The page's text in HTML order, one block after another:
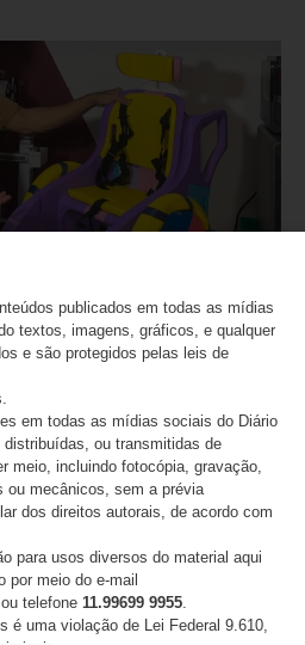
Governo, pai levou 40 dias
de rodas em 3D para filha
publicados em todas as mídias
textos, imagens, gráficos, e qualquer
e são protegidos pelas leis de
em todas as mídias sociais do Diário
ou transmitidas de
meio, incluindo fotocópia, gravação,
ou mecânicos, sem a prévia
dos direitos autorais, de acordo com
para usos diversos do material aqui
por meio do e-mail
ou telefone 11.99699 9955
é uma violação de Lei Federal 9.610,